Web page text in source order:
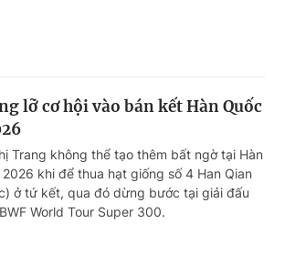
lỡ cơ hội vào bán kết Hàn Quốc
Trang không thể tạo thêm bất ngờ tại Hàn
khi để thua hạt giống số 4 Han Qian
ở tứ kết, qua đó dừng bước tại giải đấu
World Tour Super 300.